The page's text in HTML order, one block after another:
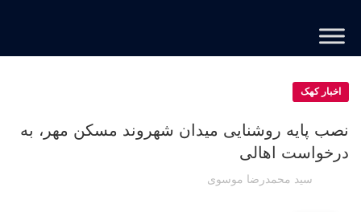
اخبار کهک
نصب پایه روشنایی میدان شهروند مسکن مهر، به
درخواست اهالی
سید محمدرضا موسوی